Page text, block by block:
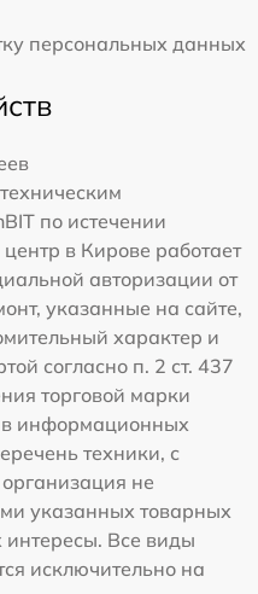
персональных данных
по истечении
в Кирове работает
авторизации от
указанные на сайте,
характер и
согласно п. 2 ст. 437
торговой марки
в информационных
техники, с
не
указанных товарных
интересы. Все виды
исключительно на